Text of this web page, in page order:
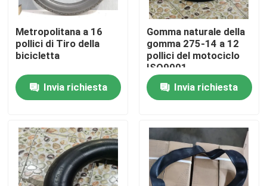
Contattaci
notizie
Tutti i casi
Gomma del motociclo della via
Metropolitana a 16
pollici di Tiro della
bicicletta
Invia richiesta
Gomma naturale della
gomma 275-14 a 12
pollici del motociclo
ISO9001
Invia richiesta